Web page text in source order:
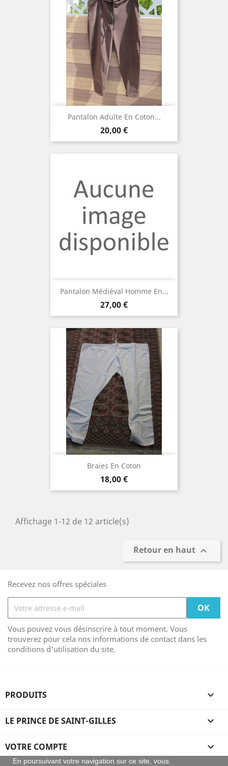
Pantalon Adulte En Coton...
Prix
20,00 €
Pantalon Médiéval Homme En...
Prix
27,00 €
Braies En Coton
Prix
18,00 €
Affichage 1-12 de 12 article(s)
Retour en haut 
Recevez nos offres spéciales
Vous pouvez vous désinscrire à tout moment. Vous
trouverez pour cela nos informations de contact dans les
conditions d'utilisation du site.
PRODUITS 
LE PRINCE DE SAINT-GILLES 
VOTRE COMPTE 
En poursuivant votre navigation sur ce site, vous